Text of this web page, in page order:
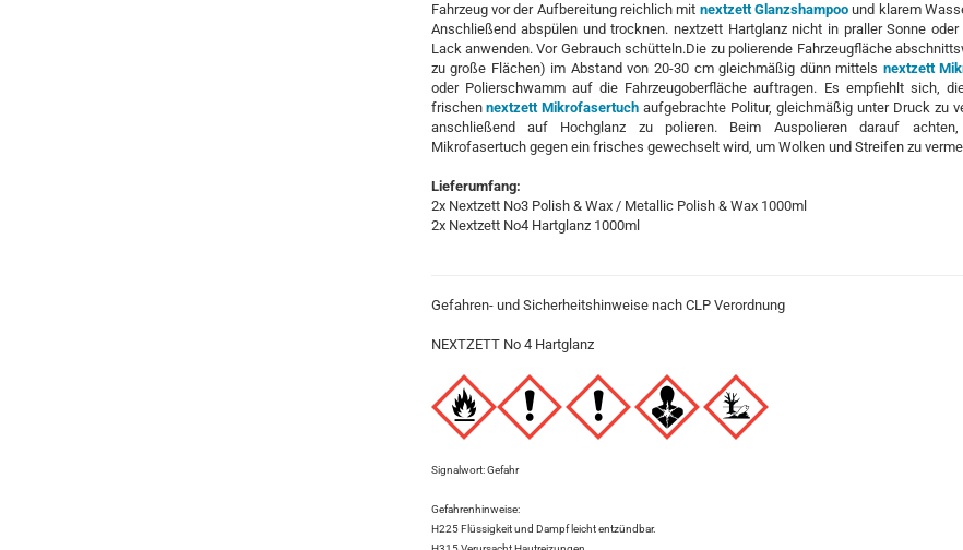
Fahrzeug vor der Aufbereitung reichlich mit nextzett Glanzshampoound klarem
Anschließend abspülen und trocknen. nextzett Hartglanz nicht in praller Sonne
Lack anwenden. Vor Gebrauch schütteln.Die zu polierende Fahrzeugfläche
zu große Flächen) im Abstand von 20-30 cm gleichmäßig dünn mittels nextzett
oder Polierschwamm auf die Fahrzeugoberfläche auftragen. Es empfiehlt sich,
frischennextzett Mikrofasertuchaufgebrachte Politur, gleichmäßig unter Druck zu
anschließend auf Hochglanz zu polieren. Beim Auspolieren darauf
Mikrofasertuch gegen ein frisches gewechselt wird, um Wolken und Streifen zu
Lieferumfang:
2x Nextzett No3 Polish & Wax / Metallic Polish & Wax 1000ml
2x Nextzett No4 Hartglanz 1000ml
Gefahren- und Sicherheitshinweise nach CLP Verordnung
NEXTZETT No 4 Hartglanz
Signalwort: Gefahr
Gefahrenhinweise:
H225 Flüssigkeit und Dampf leicht entzündbar.